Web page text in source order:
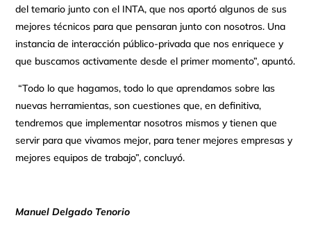
del temario junto con el INTA, que nos aportó algunos de sus
mejores técnicos para que pensaran junto con nosotros. Una
instancia de interacción público-privada que nos enriquece y
que buscamos activamente desde el primer momento”, apuntó.
“Todo lo que hagamos, todo lo que aprendamos sobre las
nuevas herramientas, son cuestiones que, en definitiva,
tendremos que implementar nosotros mismos y tienen que
servir para que vivamos mejor, para tener mejores empresas y
mejores equipos de trabajo”, concluyó.
Manuel Delgado Tenorio